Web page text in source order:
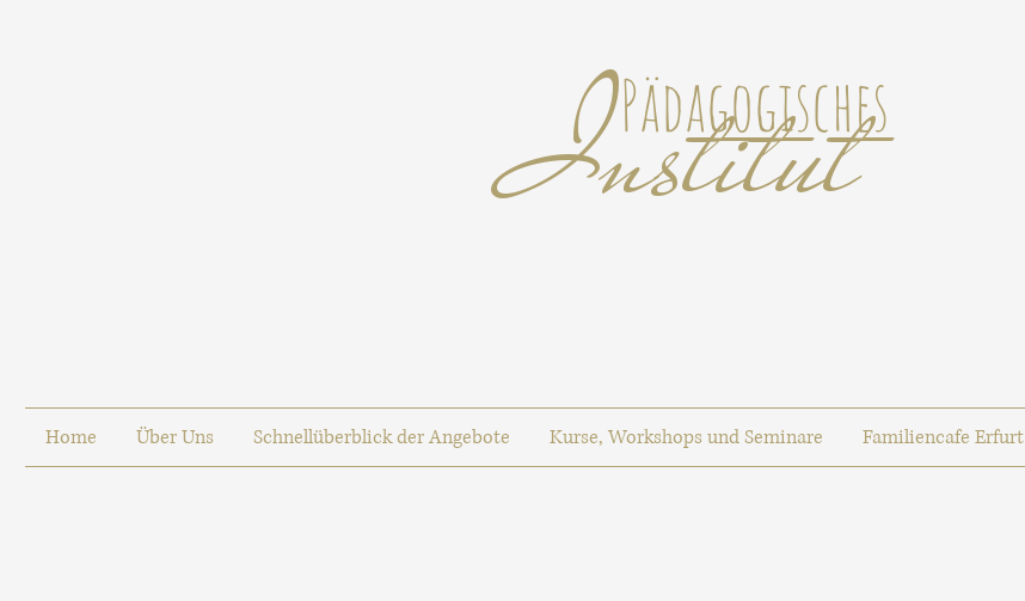
Pädagogisches
Institut
Home Über Uns Schnellüberblick der Angebote Kurse, Workshops und Seminare Familiencafe Erfurt